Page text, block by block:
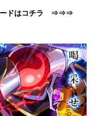
ードはコチラ ⇒⇒⇒